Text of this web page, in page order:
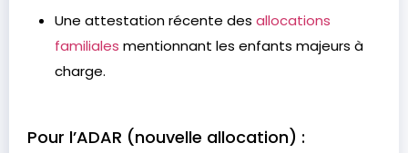
Une attestation récente des allocations
familiales mentionnant les enfants majeurs à
charge.
Pour l’ADAR (nouvelle allocation) :